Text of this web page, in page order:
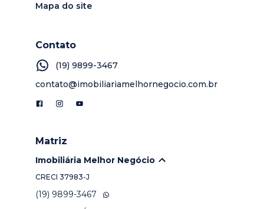
Mapa do site
Contato
(19) 9899-3467
contato@imobiliariamelhornegocio.com.br
Matriz
Imobiliária Melhor Negócio
CRECI 37983-J
(19) 9899-3467